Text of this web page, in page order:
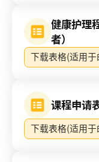
健康护理
者）
下载表格(适用
课程申请
下载表格(适用